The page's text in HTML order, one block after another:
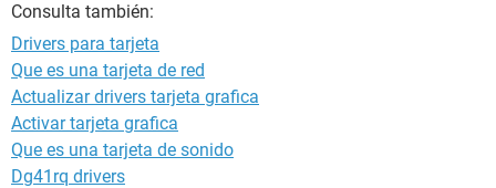
Consulta también:
Drivers para tarjeta
Que es una tarjeta de red
Actualizar drivers tarjeta grafica
Activar tarjeta grafica
Que es una tarjeta de sonido
Dg41rq drivers